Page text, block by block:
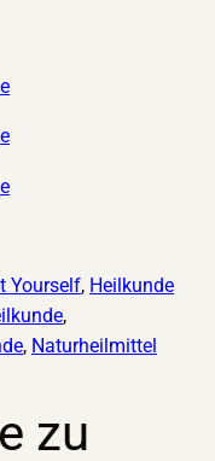
Yourself, Heilkunde
, Naturheilmittel
zu